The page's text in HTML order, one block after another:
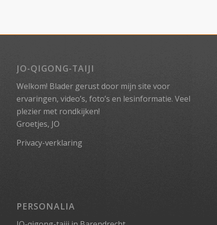
JO-QIGONG-TAIJI
Welkom! Blader gerust door mijn site voor
ervaringen, video’s, foto’s en lesinformatie. Veel
plezier met rondkijken!
Groetjes, JO
Privacy-verklaring
PERSONALIA